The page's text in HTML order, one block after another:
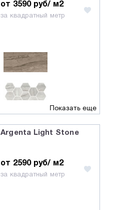
от 3590 руб/ м2
за квадратный метр
Показать еще
Argenta Light Stone
от 2590 руб/ м2
за квадратный метр